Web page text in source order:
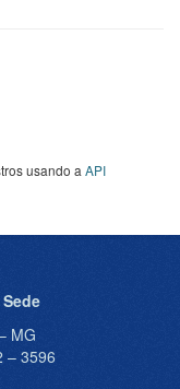
usando a API
MG
– 3596